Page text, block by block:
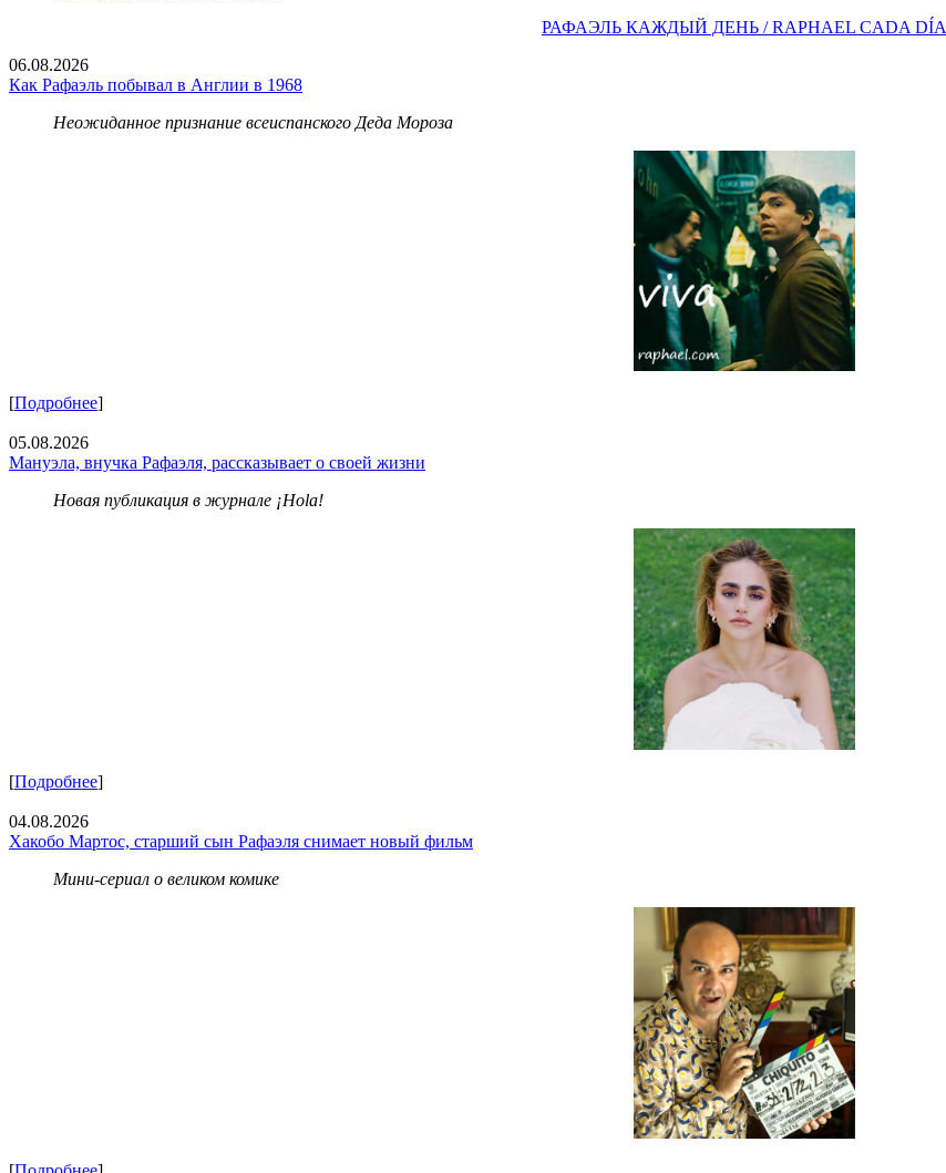
РАФАЭЛЬ КАЖДЫЙ ДЕНЬ / RAPHAEL CADA DÍA
06.08.2026
Как Рафаэль побывал в Англии в 1968
Неожиданное признание всеиспанского Деда Мороза
[Подробнее]
05.08.2026
Мануэла, внучка Рафаэля, рассказывает о своей жизни
Новая публикация в журнале ¡Hola!
[Подробнее]
04.08.2026
Хакобо Мартос, старший сын Рафаэля снимает новый фильм
Мини-сериал о великом комике